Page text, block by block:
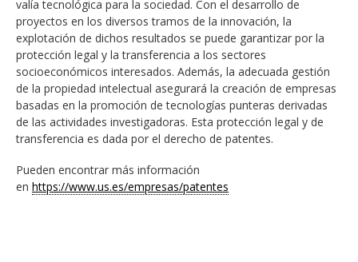
valía tecnológica para la sociedad. Con el desarrollo de
proyectos en los diversos tramos de la innovación, la
explotación de dichos resultados se puede garantizar por la
protección legal y la transferencia a los sectores
socioeconómicos interesados. Además, la adecuada gestión
de la propiedad intelectual asegurará la creación de empresas
basadas en la promoción de tecnologías punteras derivadas
de las actividades investigadoras. Esta protección legal y de
transferencia es dada por el derecho de patentes.
Pueden encontrar más información
en https://www.us.es/empresas/patentes